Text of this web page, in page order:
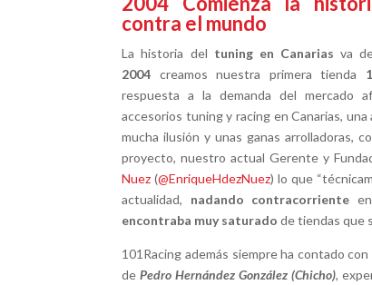
contra el mundo
La historia del tuning en Canarias va
2004 creamos nuestra primera tienda
respuesta a la demanda del mercado
accesorios tuning y racing en Canarias, una
mucha ilusión y unas ganas arrolladoras,
proyecto, nuestro actual Gerente y
Nuez (@EnriqueHdezNuez) lo que
actualidad, nadando contracorriente
encontraba muy saturado de tiendas que
101Racing además siempre ha contado
dePedro Hernández González (Chicho),